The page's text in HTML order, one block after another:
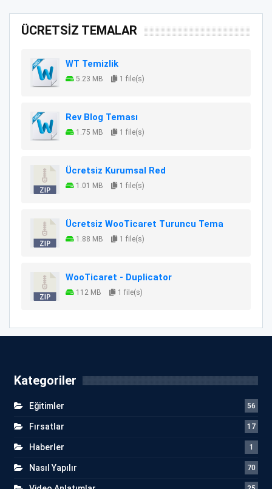
ÜCRETSİZ TEMALAR
WT Temizlik
5.23 MB 1 file(s)
Rev Blog Teması
1.75 MB 1 file(s)
Ücretsiz Kurumsal Red
1.01 MB 1 file(s)
Ücretsiz WooTicaret Turuncu Tema
1.88 MB 1 file(s)
WooTicaret - Duplicator
112 MB 1 file(s)
Kategoriler
Eğitimler 56
Fırsatlar 17
Haberler 1
Nasıl Yapılır 70